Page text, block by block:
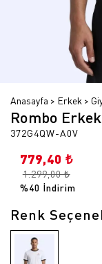
Anasayfa Erkek
Rombo
372G4QW-A0V
779,40 ₺
1.299,00 ₺
%40 İndirim
Renk